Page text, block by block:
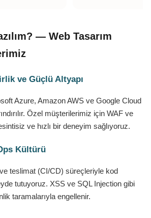
— Web Tasarım
ve Güçlü Altyapı
Azure, Amazon AWS ve Google Cloud
Özel müşterilerimiz için WAF ve
ve hızlı bir deneyim sağlıyoruz.
Kültürü
teslimat (CI/CD) süreçleriyle kod
tutuyoruz. XSS ve SQL Injection gibi
taramalarıyla engellenir.